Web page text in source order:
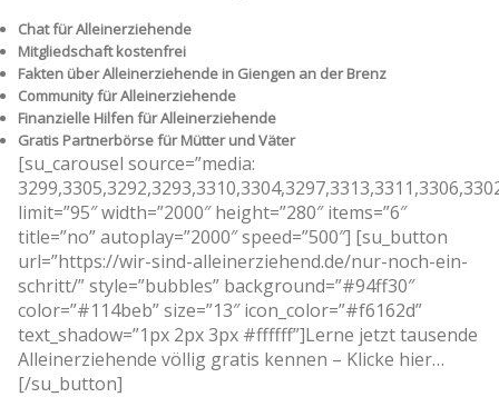
Chat für Alleinerziehende
Mitgliedschaft kostenfrei
Fakten über Alleinerziehende in Giengen an der Brenz
Community für Alleinerziehende
Finanzielle Hilfen für Alleinerziehende
Gratis Partnerbörse für Mütter und Väter
[su_carousel source=”media:
limit=”95″ width=”2000″ height=”280″ items=”6″
title=”no” autoplay=”2000″ speed=”500″] [su_button
url=”https://wir-sind-alleinerziehend.de/nur-noch-ein-
schritt/” style=”bubbles” background=”#94ff30″
color=”#114beb” size=”13″ icon_color=”#f6162d”
text_shadow=”1px 2px 3px #ffffff”]Lerne jetzt tausende
Alleinerziehende völlig gratis kennen – Klicke hier…
[/su_button]